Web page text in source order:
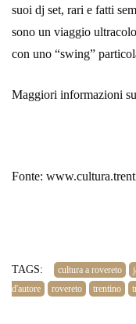
suoi dj set, rari e fatti
sono un viaggio
con uno “swing”
Maggiori informazioni su
Fonte:
TAGS: cultura a rovereto
d'autore
rovereto trentino